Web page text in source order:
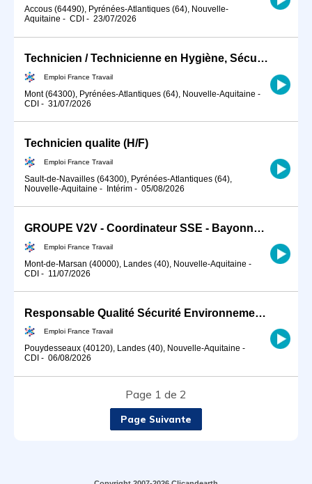
Accous (64490), Pyrénées-Atlantiques (64), Nouvelle-
Aquitaine - CDI - 23/07/2026
Technicien / Technicienne en Hygiène, Sécurité, Environnement ind (H/F)
Emploi France Travail
Mont (64300), Pyrénées-Atlantiques (64), Nouvelle-Aquitaine -
CDI - 31/07/2026
Technicien qualite (H/F)
Emploi France Travail
Sault-de-Navailles (64300), Pyrénées-Atlantiques (64),
Nouvelle-Aquitaine - Intérim - 05/08/2026
GROUPE V2V - Coordinateur SSE - Bayonne (H/F)
Emploi France Travail
Mont-de-Marsan (40000), Landes (40), Nouvelle-Aquitaine -
CDI - 11/07/2026
Responsable Qualité Sécurité Environnement -QSE- en industrie (H/F)
Emploi France Travail
Pouydesseaux (40120), Landes (40), Nouvelle-Aquitaine -
CDI - 06/08/2026
Page 1 de 2
Page Suivante